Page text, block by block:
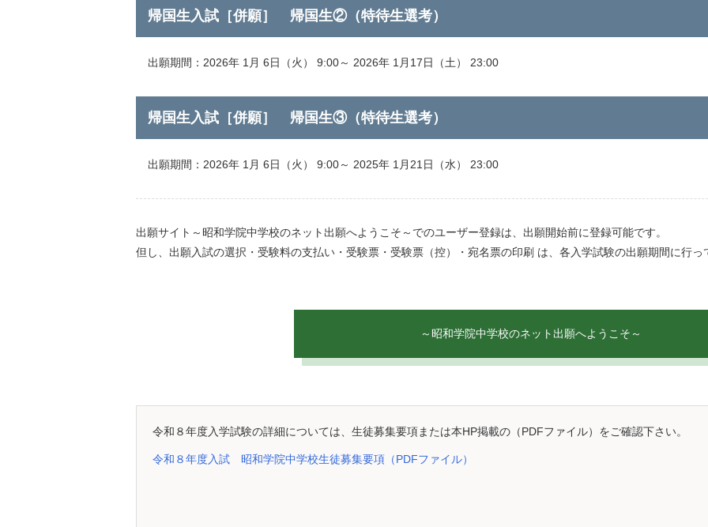
帰国生入試［併願］ 帰国生②（特待生選考）
出願期間：2026年 1月 6日（火） 9:00～ 2026年 1月17日（土） 23:00
帰国生入試［併願］ 帰国生③（特待生選考）
出願期間：2026年 1月 6日（火） 9:00～ 2025年 1月21日（水） 23:00
出願サイト～昭和学院中学校のネット出願へようこそ～でのユーザー登録は、出願開始前に登録可能です。
但し、出願入試の選択・受験料の支払い・受験票・受験票（控）・宛名票の印刷 は、各入学試験の出願期間に行っ
～昭和学院中学校のネット出願へようこそ～
令和８年度入学試験の詳細については、生徒募集要項または本HP掲載の（PDFファイル）をご確認下さい。
令和８年度入試 昭和学院中学校生徒募集要項（PDFファイル）